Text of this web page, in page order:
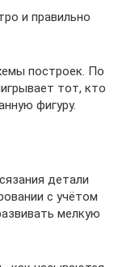
и правильно
построек. По
тот, кто
фигуру.
детали
с учётом
мелкую